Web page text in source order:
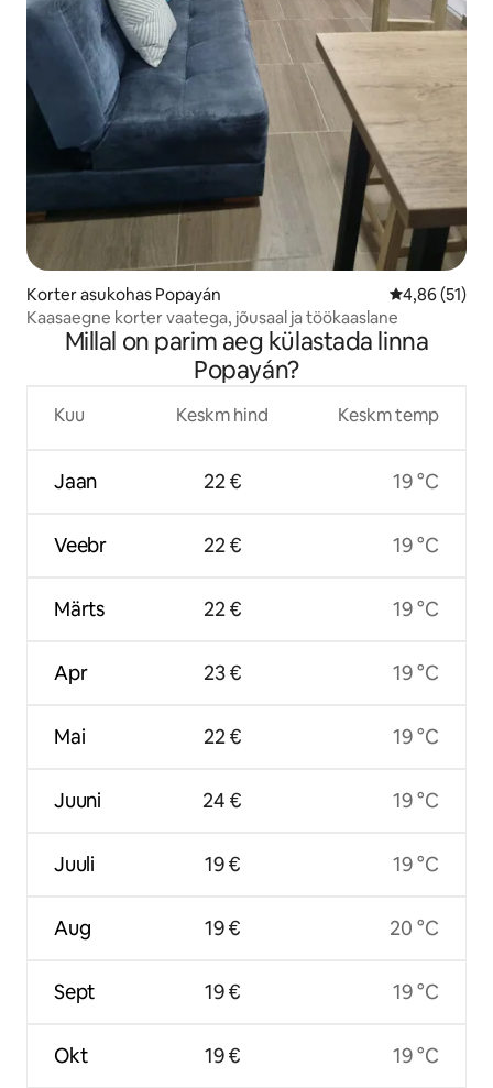
Korter asukohas Popayán Keskmine
4,86 (51)
Kaasaegne korter vaatega, jõusaal ja töökaaslane
Millal on parim aeg külastada linna
Popayán?
Kuu
Jaan
Veebr
Märts
Apr
Mai
Juuni
Juuli
Aug
Sept
Okt
Keskm hind
22 €
22 €
22 €
23 €
22 €
24 €
19 €
19 €
19 €
19 €
Keskm temp
19 °C
19 °C
19 °C
19 °C
19 °C
19 °C
19 °C
20 °C
19 °C
19 °C